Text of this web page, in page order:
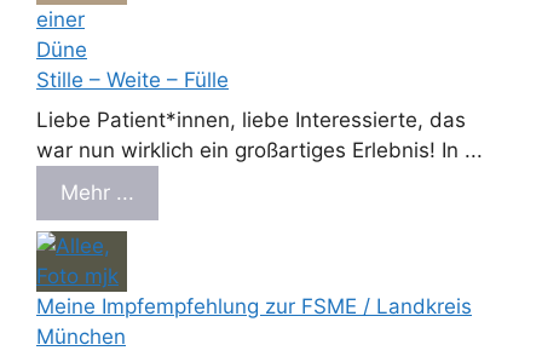
Stille – Weite – Fülle
Liebe Patient*innen, liebe Interessierte, das
war nun wirklich ein großartiges Erlebnis! In ...
Mehr ...
Meine Impfempfehlung zur FSME / Landkreis
München